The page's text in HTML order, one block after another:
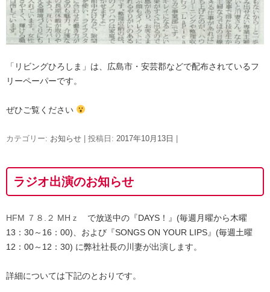
「リビングひろしま」は、広島市・安芸郡などで配布されているフ
リーペーパーです。
ぜひご覧ください
カテゴリー: お知らせ | 投稿日: 2017年10月13日
ラジオ出演のお知らせ
HFM ７８.２ MHｚ
で放送中の『DAYS！』(毎週月曜から木曜
13：30～16：00)、および『SONGS ON YOUR LIPS』(毎週土曜
12：00～12：30) に弊社社長の川妻が出演します。
詳細については下記のとおりです。